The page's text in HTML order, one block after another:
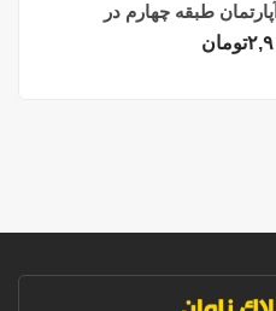
طبقه چهارم در
تومان